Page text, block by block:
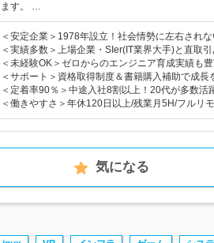
ます。 …
＜安定企業＞1978年設立！社会情勢に左右され
＜実績多数＞上場企業・SIer(IT業界大手)と直取引
＜未経験OK＞ゼロからのエンジニア育成実績も豊
＜サポート＞資格取得制度＆書籍購入補助で成長
＜定着率90％＞中途入社8割以上！20代が多数活
＜働きやすさ＞年休120日以上/残業月5H/フルリ
気になる